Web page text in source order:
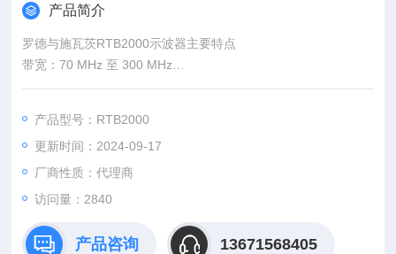
产品简介
罗德与施瓦茨RTB2000示波器主要特点
带宽：70 MHz 至 300 MHz
采样率：大 2.5 Gsample/s
ADC 分辨率：10 位
显示屏：10.1“ 电容式触摸屏
产品型号：RTB2000
更新时间：2024-09-17
厂商性质：代理商
访问量：2840
产品咨询 13671568405